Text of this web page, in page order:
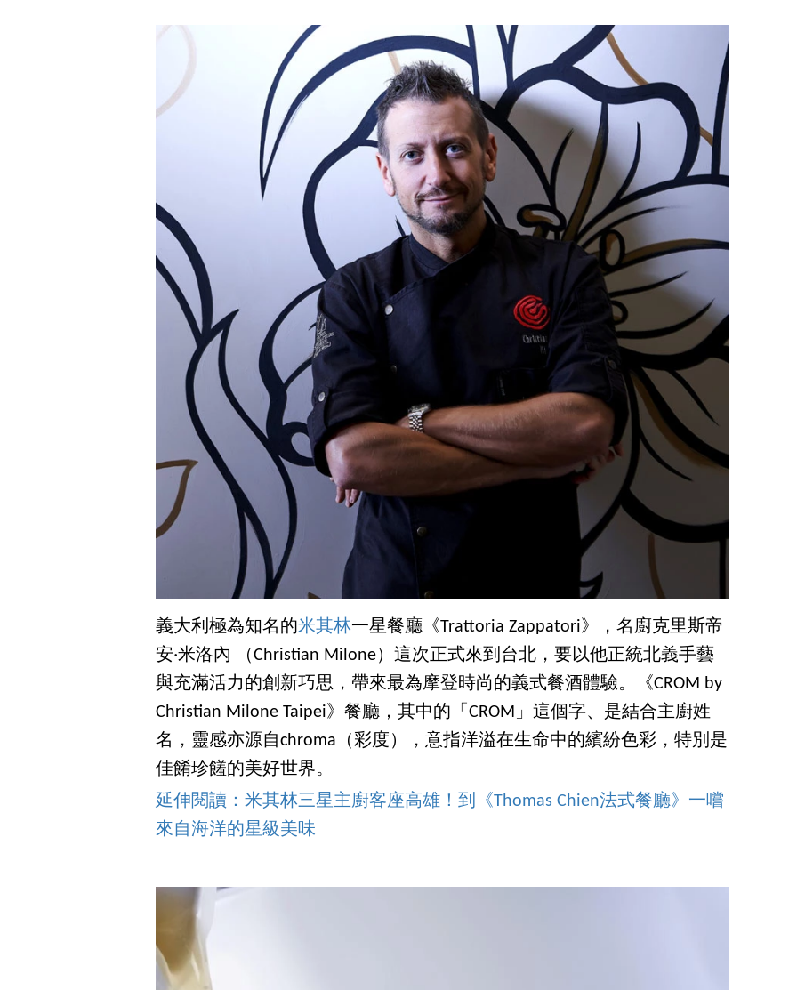
義大利極為知名的米其林一星餐廳《Trattoria Zappatori》，名廚克里斯帝
安‧米洛內 （Christian Milone）這次正式來到台北，要以他正統北義手藝
與充滿活力的創新巧思，帶來最為摩登時尚的義式餐酒體驗。《CROM by
Christian Milone Taipei》餐廳，其中的「CROM」這個字、是結合主廚姓
名，靈感亦源自chroma（彩度），意指洋溢在生命中的繽紛色彩，特別是
佳餚珍饈的美好世界。
延伸閱讀：米其林三星主廚客座高雄！到《Thomas Chien法式餐廳》一嚐
來自海洋的星級美味